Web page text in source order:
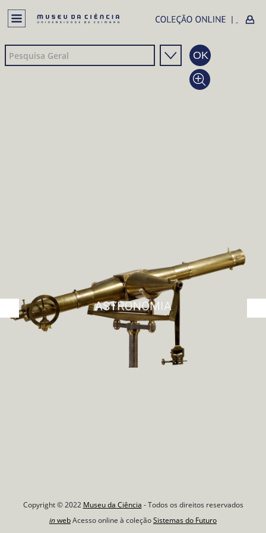
Copyright © 2022 Museu da Ciência - Todos os direitos reservados
inwebAcesso online à coleçãoSistemas do Futuro